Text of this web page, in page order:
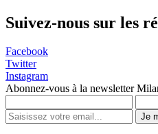
Suivez-nous sur les
Facebook
Twitter
Instagram
Abonnez-vous à la newsletter
Je